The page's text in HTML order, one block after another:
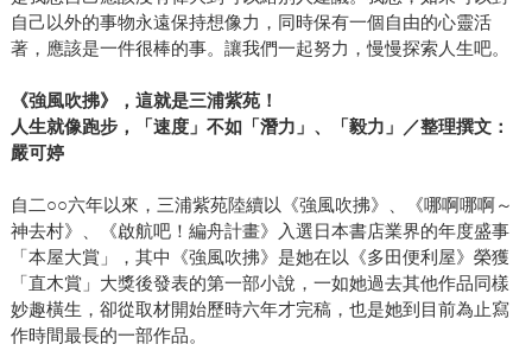
自己以外的事物永遠保持想像力，同時保有一個自由的心靈活
著，應該是一件很棒的事。讓我們一起努力，慢慢探索人生吧。
《強風吹拂》，這就是三浦紫苑！
人生就像跑步，「速度」不如「潛力」、「毅力」／整理撰文：
嚴可婷
自二○○六年以來，三浦紫苑陸續以《強風吹拂》、《哪啊哪啊～
神去村》、《啟航吧！編舟計畫》入選日本書店業界的年度盛事
「本屋大賞」，其中《強風吹拂》是她在以《多田便利屋》榮獲
「直木賞」大獎後發表的第一部小說，一如她過去其他作品同樣
妙趣橫生，卻從取材開始歷時六年才完稿，也是她到目前為止寫
作時間最長的一部作品。